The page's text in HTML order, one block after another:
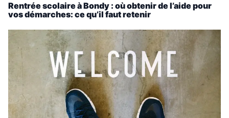
Rentrée scolaire à Bondy : où obtenir de l’aide pour
vos démarches: ce qu’il faut retenir